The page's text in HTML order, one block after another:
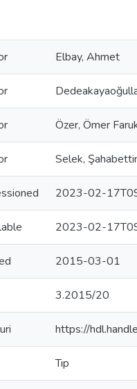
Elbay, Ahmet
Özer, Ömer
Selek,
2023-02-
2023-02-
2015-03-01
3.2015/20
https://
Tıp